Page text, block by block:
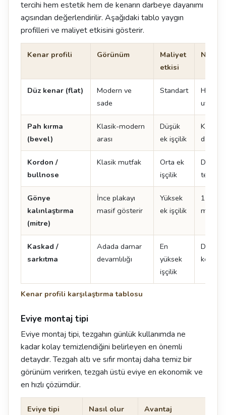
tercihi hem estetik hem de kenarın darbeye dayanımı
açısından değerlendirilir. Aşağıdaki tablo yaygın
profilleri ve maliyet etkisini gösterir.
Kenar profili karşılaştırma tablosu
Kenar profili Görünüm
Maliyet
etkisi
Not
Düz kenar (flat)
Modern ve
sade
Standart
Her
Pah kırma
(bevel)
Klasik-modern
arası
Düşük
ek işçilik
Kenar
Kordon /
bullnose
Klasik mutfak
Orta ek
işçilik
Doğal
tercih
Gönye
kalınlaştırma
(mitre)
İnce plakayı
masif gösterir
Yüksek
ek işçilik
12
mm
Kaskad /
sarkıtma
Adada damar
devamlılığı
En
yüksek
işçilik
Damar
Eviye montaj tipi
Eviye montaj tipi, tezgahın günlük kullanımda ne
kadar kolay temizlendiğini belirleyen en önemli
detaydır. Tezgah altı ve sıfır montaj daha temiz bir
görünüm verirken, tezgah üstü eviye en ekonomik ve
en hızlı çözümdür.
Eviye tipi Nasıl olur Avantaj